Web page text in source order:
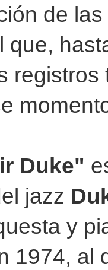
de
que,
Duke"
jazz
y
1974, al